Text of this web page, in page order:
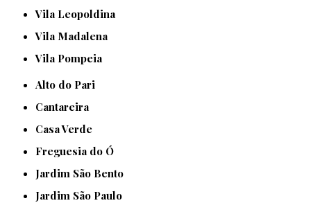
Vila Leopoldina
Vila Madalena
Vila Pompeia
Alto do Pari
Cantareira
Casa Verde
Freguesia do Ó
Jardim São Bento
Jardim São Paulo